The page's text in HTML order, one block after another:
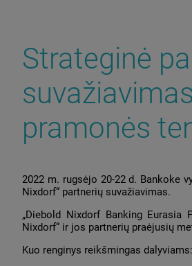
Strateginė
pramonės
2022 m. rugsėjo 20-22 d. Bankoke
Nixdorf“ partnerių suvažiavimas.
„Diebold Nixdorf Banking
Nixdorf“ ir jos partnerių praėjusių
Kuo renginys reikšmingas dalyviams: